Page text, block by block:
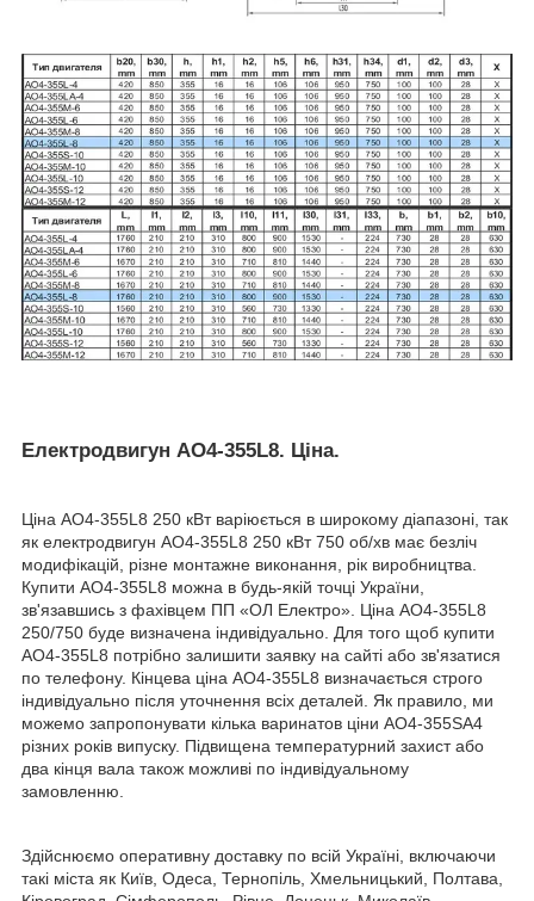
Електродвигун АО4-355L8. Ціна.
Ціна АО4-355L8 250 кВт варіюється в широкому діапазоні, так
як електродвигун АО4-355L8 250 кВт 750 об/хв має безліч
модифікацій, різне монтажне виконання, рік виробництва.
Купити АО4-355L8 можна в будь-якій точці України,
зв'язавшись з фахівцем ПП «ОЛ Електро». Ціна АО4-355L8
250/750 буде визначена індивідуально. Для того щоб купити
АО4-355L8 потрібно залишити заявку на сайті або зв'язатися
по телефону. Кінцева ціна АО4-355L8 визначається строго
індивідуально після уточнення всіх деталей. Як правило, ми
можемо запропонувати кілька варинатов ціни АО4-355SA4
різних років випуску. Підвищена температурний захист або
два кінця вала також можливі по індивідуальному
замовленню.
Здійснюємо оперативну доставку по всій Україні, включаючи
такі міста як Київ, Одеса, Тернопіль, Хмельницький, Полтава,